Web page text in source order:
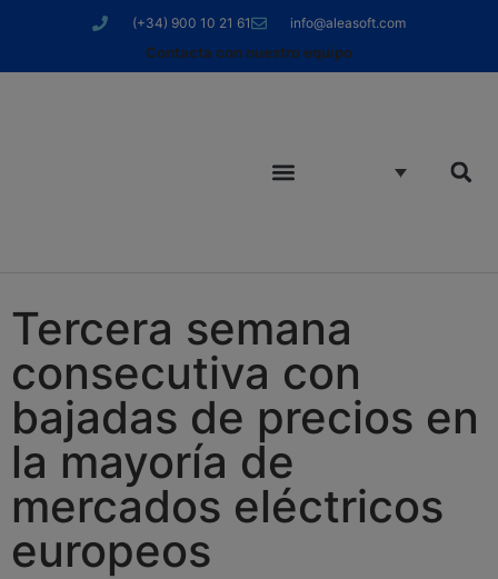
(+34) 900 10 21 61 info@aleasoft.com
Contacta con nuestro equipo
Tercera semana
consecutiva con
bajadas de precios en
la mayoría de
mercados eléctricos
europeos